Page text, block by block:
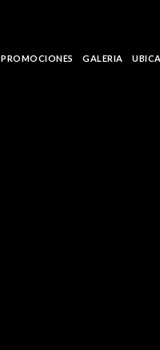
PROMOCIONES GALERIA